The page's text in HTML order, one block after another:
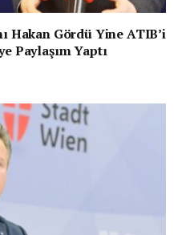
Hakan Gördü Yine ATIB’i
Paylaşım Yaptı